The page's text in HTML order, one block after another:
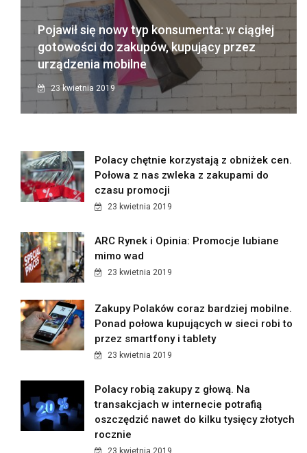
Pojawił się nowy typ konsumenta: w ciągłej
gotowości do zakupów, kupujący przez
urządzenia mobilne
23 kwietnia 2019
Polacy chętnie korzystają z obniżek cen.
Połowa z nas zwleka z zakupami do
czasu promocji
23 kwietnia 2019
ARC Rynek i Opinia: Promocje lubiane
mimo wad
23 kwietnia 2019
Zakupy Polaków coraz bardziej mobilne.
Ponad połowa kupujących w sieci robi to
przez smartfony i tablety
23 kwietnia 2019
Polacy robią zakupy z głową. Na
transakcjach w internecie potrafią
oszczędzić nawet do kilku tysięcy złotych
rocznie